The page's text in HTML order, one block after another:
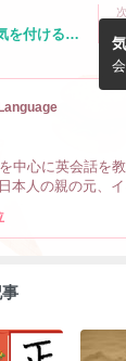
を付ける
中心に英会話を
本人の親の元、
けでなく、文化
も教えています。